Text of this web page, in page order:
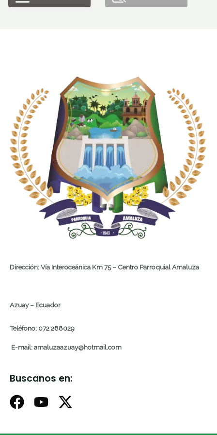
Dirección: Vía Interoceánica Km 75 – Centro Parroquial Amaluza
Azuay – Ecuador
Teléfono: 072 288029
E-mail: amaluzaazuay@hotmail.com
Buscanos en: